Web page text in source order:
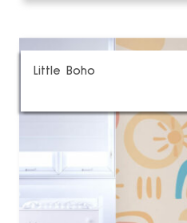
Little Boho